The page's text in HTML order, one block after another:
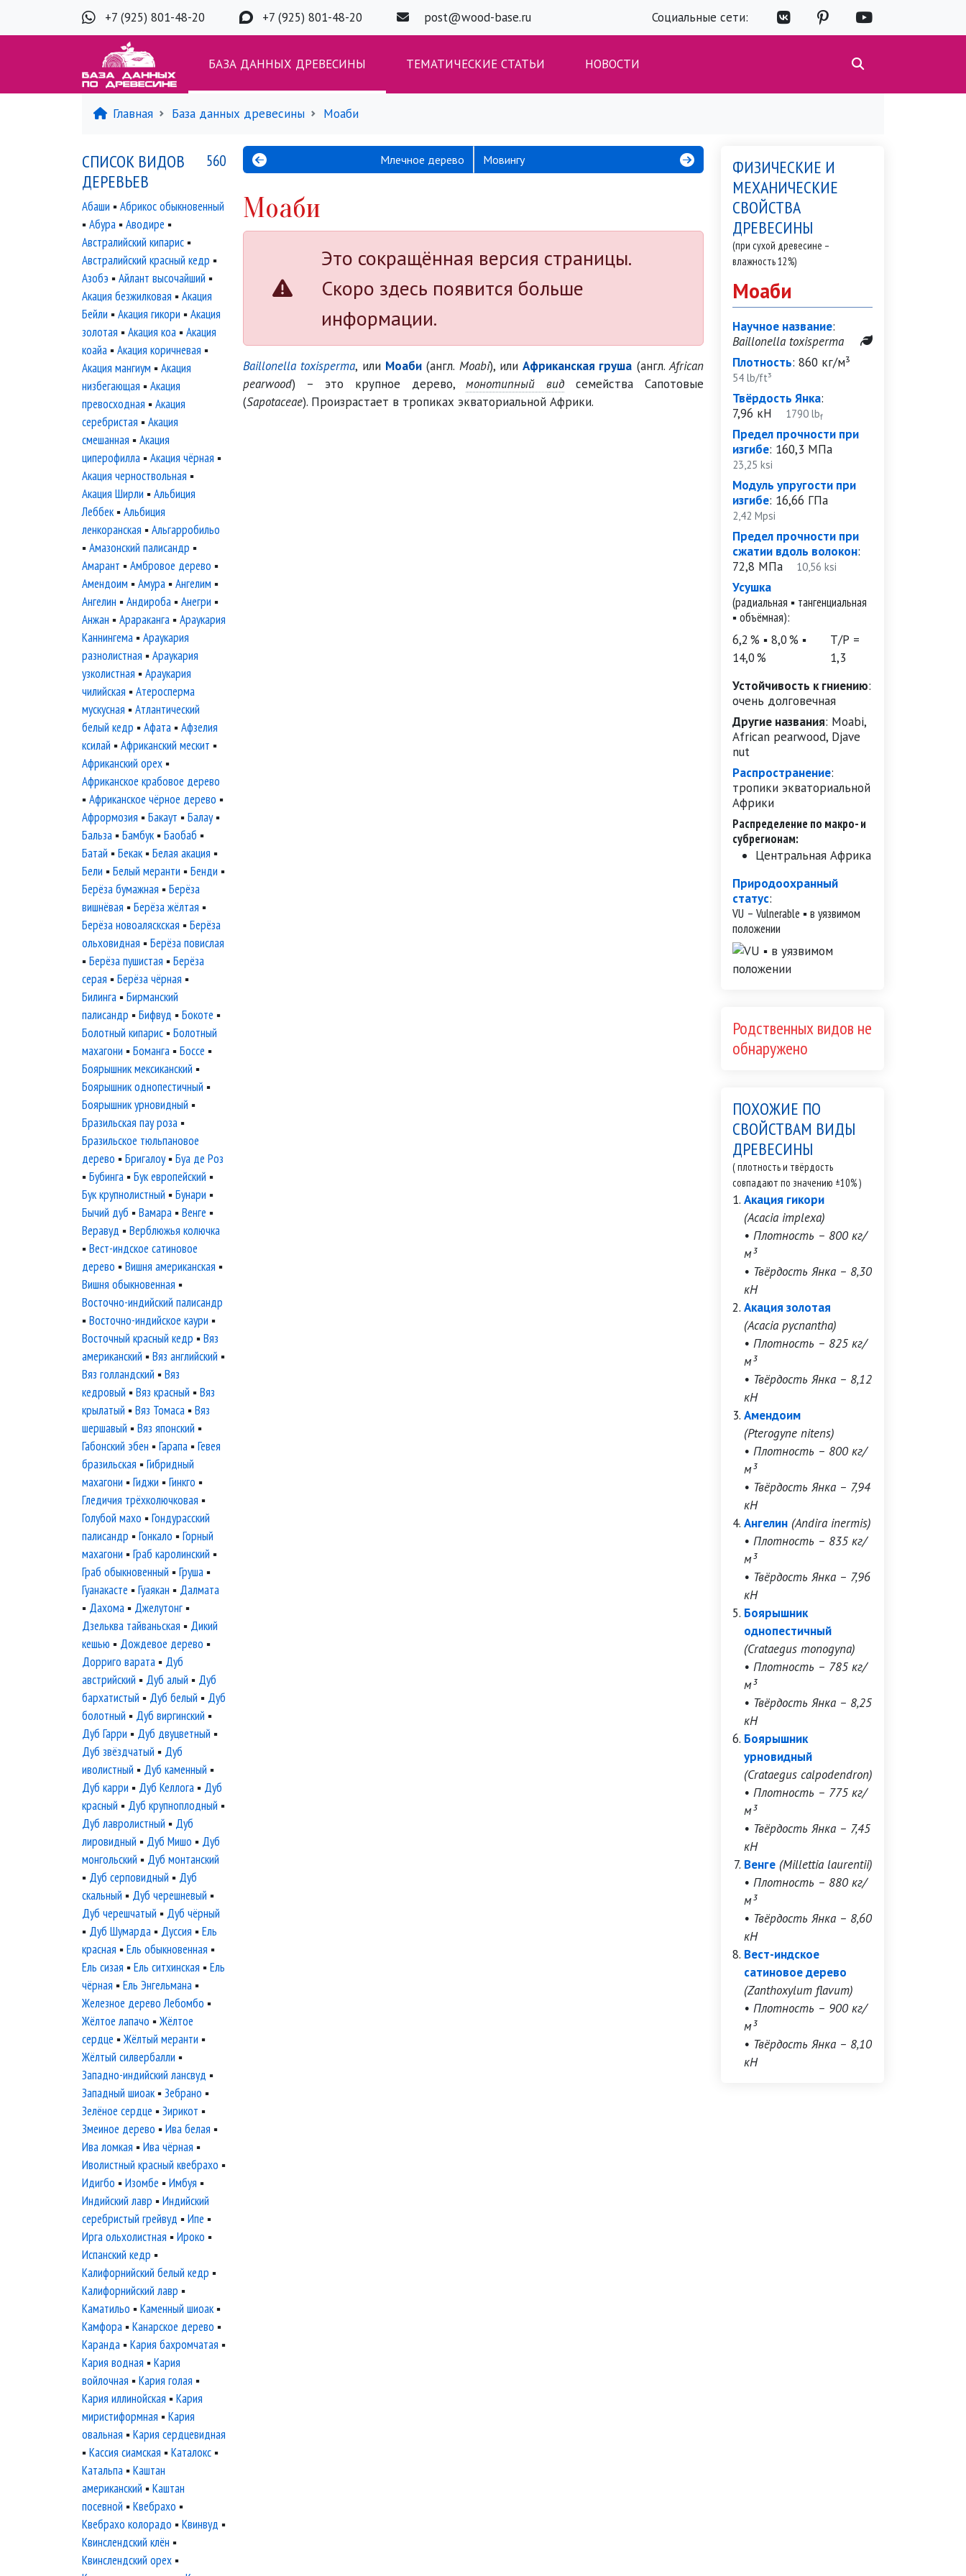
+7 (925) 801-48-20 +7 (925) 801-48-20 post@wood-base.ru Социальные сети:
БАЗА ДАННЫХ ДРЕВЕСИНЫ ТЕМАТИЧЕСКИЕ СТАТЬИ НОВОСТИ
Главная База данных древесины Моаби
Млечное дерево Мовингу
Моаби
Это сокращённая версия страницы.
Скоро здесь появится больше
информации.
Baillonella toxisperma, или Моаби(англ. Moabi), илиАфриканская груша (англ.African
pearwood) – это крупное дерево,монотипный вид семейства Сапотовые
(Sapotaceae). Произрастает в тропиках экваториальной Африки.
СПИСОК ВИДОВ
ДЕРЕВЬЕВ
560
Абаши ▪Абрикос обыкновенный
▪Абура ▪Аводире ▪
Австралийский кипарис ▪
Австралийский красный кедр ▪
Азобэ ▪Айлант высочайший ▪
Акация безжилковая ▪Акация
Бейли ▪Акация гикори ▪Акация
золотая ▪Акация коа ▪Акация
коайа ▪Акация коричневая ▪
Акация мангиум ▪Акация
низбегающая ▪Акация
превосходная ▪Акация
серебристая ▪Акация
смешанная ▪Акация
циперофилла ▪Акация чёрная ▪
Акация черноствольная ▪
Акация Ширли ▪Альбиция
Леббек ▪Альбиция
ленкоранская ▪Альгарробильо
▪Амазонский палисандр ▪
Амарант ▪Амбровое дерево ▪
Амендоим ▪Амура ▪Ангелим ▪
Ангелин ▪Андироба ▪Анегри ▪
Анжан ▪Арараканга ▪Араукария
Каннингема ▪Араукария
разнолистная ▪Араукария
узколистная ▪Араукария
чилийская ▪Атеросперма
мускусная ▪Атлантический
белый кедр ▪Афата ▪Афзелия
ксилай ▪Африканский мескит ▪
Африканский орех ▪
Африканское крабовое дерево
▪Африканское чёрное дерево ▪
Афрормозия ▪Бакаут ▪Балау▪
Бальза ▪Бамбук ▪Баобаб ▪
Батай ▪Бекак ▪Белая акация ▪
Бели ▪Белый меранти ▪Бенди ▪
Берёза бумажная ▪Берёза
вишнёвая ▪Берёза жёлтая ▪
Берёза новоаляскская ▪Берёза
ольховидная ▪Берёза повислая
▪Берёза пушистая ▪Берёза
серая ▪Берёза чёрная ▪
Билинга ▪Бирманский
палисандр ▪Бифвуд ▪Бокоте ▪
Болотный кипарис ▪Болотный
махагони ▪Боманга ▪Боссе ▪
Боярышник мексиканский ▪
Боярышник однопестичный ▪
Боярышник урновидный ▪
Бразильская пау роза ▪
Бразильское тюльпановое
дерево ▪Бригалоу▪Буа де Роз
▪Бубинга ▪Бук европейский ▪
Бук крупнолистный ▪Бунари ▪
Бычий дуб ▪Вамара ▪Венге ▪
Веравуд ▪Верблюжья колючка
▪Вест-индское сатиновое
дерево ▪Вишня американская ▪
Вишня обыкновенная ▪
Восточно-индийский палисандр
▪Восточно-индийское каури ▪
Восточный красный кедр ▪Вяз
американский ▪Вяз английский ▪
Вяз голландский ▪Вяз
кедровый ▪Вяз красный ▪Вяз
крылатый ▪Вяз Томаса ▪Вяз
шершавый ▪Вяз японский ▪
Габонский эбен ▪Гарапа ▪Гевея
бразильская ▪Гибридный
махагони ▪Гиджи ▪Гинкго ▪
Гледичия трёхколючковая ▪
Голубой махо ▪Гондурасский
палисандр ▪Гонкало ▪Горный
махагони ▪Граб каролинский ▪
Граб обыкновенный ▪Груша ▪
Гуанакасте ▪Гуаякан ▪ Далмата
▪ Дахома ▪ Джелутонг ▪
Дзельква тайваньская ▪ Дикий
кешью ▪ Дождевое дерево ▪
Дорриго варата ▪ Дуб
австрийский ▪ Дуб алый ▪ Дуб
бархатистый ▪ Дуб белый ▪ Дуб
болотный ▪ Дуб виргинский ▪
Дуб Гарри ▪ Дуб двуцветный ▪
Дуб звёздчатый ▪ Дуб
иволистный ▪ Дуб каменный ▪
Дуб карри ▪ Дуб Келлога ▪ Дуб
красный ▪ Дуб крупноплодный ▪
Дуб лавролистный ▪ Дуб
лировидный ▪ Дуб Мишо ▪ Дуб
монгольский ▪ Дуб монтанский
▪ Дуб серповидный ▪ Дуб
скальный ▪ Дуб черешневый ▪
Дуб черешчатый ▪ Дуб чёрный
▪ Дуб Шумарда ▪ Дуссия ▪Ель
красная ▪Ель обыкновенная ▪
Ель сизая ▪Ель ситхинская ▪Ель
чёрная ▪Ель Энгельмана ▪
Железное дерево Лебомбо ▪
Жёлтое лапачо ▪Жёлтое
сердце ▪Жёлтый меранти ▪
Жёлтый силвербалли ▪
Западно-индийский лансвуд ▪
Западный шиоак ▪Зебрано ▪
Зелёное сердце ▪Зирикот ▪
Змеиное дерево ▪Ива белая ▪
Ива ломкая ▪Ива чёрная ▪
Иволистный красный квебрахо ▪
Идигбо ▪Изомбе ▪Имбуя ▪
Индийский лавр ▪Индийский
серебристый грейвуд ▪Ипе ▪
Ирга ольхолистная ▪Ироко ▪
Испанский кедр ▪
Калифорнийский белый кедр ▪
Калифорнийский лавр ▪
Каматильо ▪Каменный шиоак ▪
Камфора ▪Канарское дерево ▪
Каранда ▪Кария бахромчатая ▪
Кария водная ▪Кария
войлочная ▪Кария голая ▪
Кария иллинойская ▪Кария
миристиформная ▪Кария
овальная ▪Кария сердцевидная
▪Кассия сиамская ▪Каталокс ▪
Катальпа ▪Каштан
американский ▪Каштан
посевной ▪Квебрахо ▪
Квебрахо колорадо ▪Квинвуд ▪
Квинслендский клён ▪
Квинслендский орех ▪
ФИЗИЧЕСКИЕ И
МЕХАНИЧЕСКИЕ
СВОЙСТВА
ДРЕВЕСИНЫ
(при сухой древесине –
влажность 12%)
Моаби
Научное название:
Baillonella toxisperma
Плотность: 860 кг/м³
54 lb/ft³
Твёрдость Янка:
7,96 кН 1790 lbf
Предел прочности при
изгибе: 160,3 МПа
23,25 ksi
Модуль упругости при
изгибе: 16,66 ГПа
2,42 Mpsi
Предел прочности при
сжатии вдоль волокон:
72,8 МПа 10,56 ksi
Усушка
(радиальная ▪ тангенциальная
▪ объёмная):
6,2 % ▪ 8,0 % ▪
14,0 %
Т/Р =
1,3
Устойчивость к гниению:
очень долговечная
Другие названия: Moabi,
African pearwood, Djave
nut
Распространение:
тропики экваториальной
Африки
Распределение по макро- и
субрегионам:
Центральная Африка
Природоохранный
статус:
VU – Vulnerable ▪ в уязвимом
положении
Родственных видов не
обнаружено
ПОХОЖИЕ ПО
СВОЙСТВАМ ВИДЫ
ДРЕВЕСИНЫ
( плотность и твёрдость
совпадают по значению ±10% )
Акация гикори
(Acacia implexa)
• Плотность – 800 кг/
м³
• Твёрдость Янка – 8,30
кН
Акация золотая
(Acacia pycnantha)
• Плотность – 825 кг/
м³
• Твёрдость Янка – 8,12
кН
Амендоим
(Pterogyne nitens)
• Плотность – 800 кг/
м³
• Твёрдость Янка – 7,94
кН
Ангелин (Andira inermis)
• Плотность – 835 кг/
м³
• Твёрдость Янка – 7,96
кН
Боярышник
однопестичный
(Crataegus monogyna)
• Плотность – 785 кг/
м³
• Твёрдость Янка – 8,25
кН
Боярышник
урновидный
(Crataegus calpodendron)
• Плотность – 775 кг/
м³
• Твёрдость Янка – 7,45
кН
Венге (Millettia laurentii)
• Плотность – 880 кг/
м³
• Твёрдость Янка – 8,60
кН
Вест-индское
сатиновое дерево
(Zanthoxylum flavum)
• Плотность – 900 кг/
м³
• Твёрдость Янка – 8,10
кН